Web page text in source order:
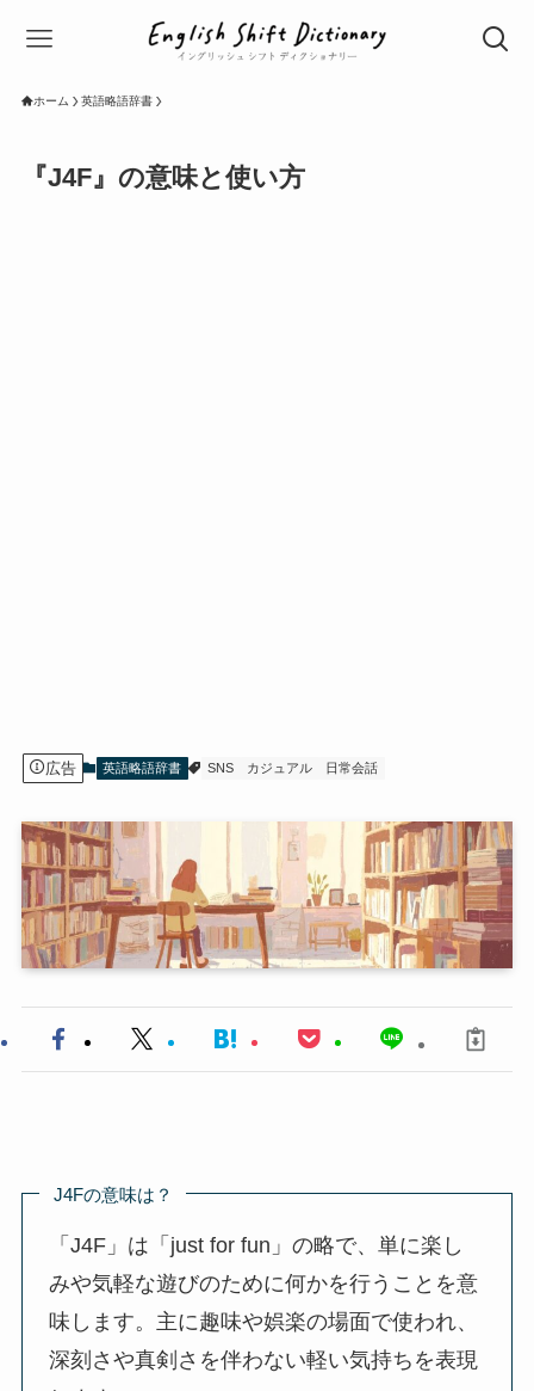
ホーム 英語略語辞書
『J4F』の意味と使い方
広告 英語略語辞書 SNS カジュアル 日常会話
J4Fの意味は？
「J4F」は「just for fun」の略で、単に楽し
みや気軽な遊びのために何かを行うことを意
味します。主に趣味や娯楽の場面で使われ、
深刻さや真剣さを伴わない軽い気持ちを表現